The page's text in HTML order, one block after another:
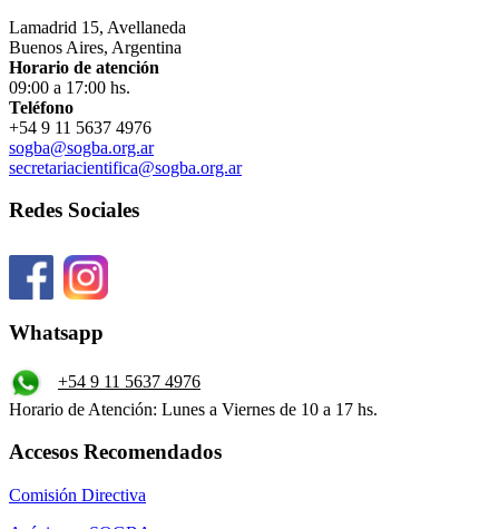
Lamadrid 15, Avellaneda
Buenos Aires, Argentina
Horario de atención
09:00 a 17:00 hs.
Teléfono
+54 9 11 5637 4976
sogba@sogba.org.ar
secretariacientifica@sogba.org.ar
Redes Sociales
Whatsapp
+54 9 11 5637 4976
Horario de Atención: Lunes a Viernes de 10 a 17 hs.
Accesos Recomendados
Comisión Directiva